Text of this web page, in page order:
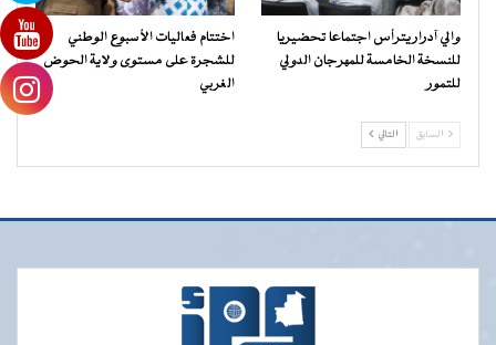
والي آدرار يترأس اجتماعا تحضيريا
للنسخة الخامسة للمهرجان الدولي
للتمور
اختتام فعاليات الأسبوع الوطني
للشجرة على مستوى ولاية الحوض
الغربي
السابق التالي